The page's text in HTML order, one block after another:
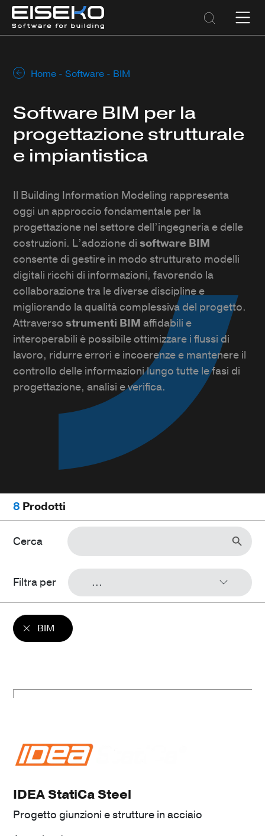
Home -Software - BIM
Software BIM per la
progettazione strutturale
e impiantistica
Il Building Information Modeling rappresenta
oggi un approccio fondamentale per la
progettazione nel settore dell’ingegneria e delle
costruzioni. L’adozione disoftware BIM
consente di gestire in modo strutturato modelli
digitali ricchi di informazioni, favorendo la
collaborazione tra le diverse discipline e
migliorando la qualità complessiva del progetto.
Attraversostrumenti BIM affidabili e
interoperabili è possibile ottimizzare i flussi di
lavoro, ridurre errori e incoerenze e mantenere il
controllo delle informazioni lungo tutte le fasi di
progettazione, analisi e verifica.
8 Prodotti
Cerca
Search
for:
Search Button
Filtra per ...
BIM
IDEA StatiCa Steel
Progetto giunzioni e strutture in acciaio